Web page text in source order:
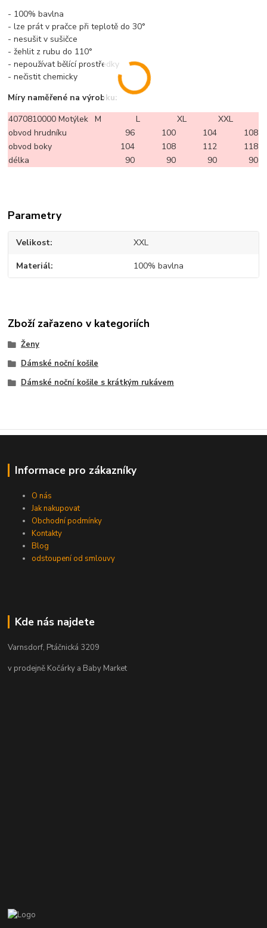
- 100% bavlna
- lze prát v pračce při teplotě do 30°
- nesušit v sušičce
- žehlit z rubu do 110°
- nepoužívat bělící prostředky
- nečistit chemicky
Míry naměřené na výrobku:
4070810000 Motýlek M L XL
XXL
obvod hrudníku
96 100 104
108
obvod boky
104 108 112
118
délka
90 90 90 90
Parametry
Velikost XXL
Materiál 100% bavlna
Zboží zařazeno v kategoriích
Ženy
Dámské noční košile
Dámské noční košile s krátkým rukávem
Informace pro zákazníky
O nás
Jak nakupovat
Obchodní podmínky
Kontakty
Blog
odstoupení od smlouvy
Kde nás najdete
Varnsdorf, Ptáčnická 3209
v prodejně Kočárky a Baby Market